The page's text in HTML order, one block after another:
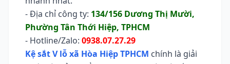
- Địa chỉ công ty: 134/156 Dương Thị Mười,
Phường Tân Thới Hiệp, TPHCM
- Hotline/Zalo: 0938.07.27.29
Kệ sắt V lỗ xã Hòa Hiệp TPHCM chính là giải